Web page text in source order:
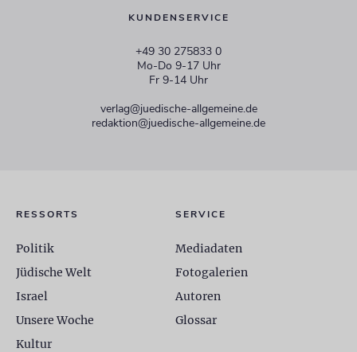
KUNDENSERVICE
+49 30 275833 0
Mo-Do 9-17 Uhr
Fr 9-14 Uhr
verlag@juedische-allgemeine.de
redaktion@juedische-allgemeine.de
RESSORTS
Politik
Jüdische Welt
Israel
Unsere Woche
Kultur
SERVICE
Mediadaten
Fotogalerien
Autoren
Glossar